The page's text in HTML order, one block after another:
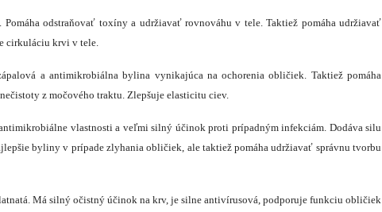
odstraňovať toxíny a udržiavať rovnováhu v tele. Taktiež pomáha udržiavať
cirkuláciu krvi v tele.
a antimikrobiálna bylina vynikajúca na ochorenia obličiek. Taktiež pomáha
z močového traktu. Zlepšuje elasticitu ciev.
vlastnosti a veľmi silný účinok proti prípadným infekciám. Dodáva silu
byliny v prípade zlyhania obličiek, ale taktiež pomáha udržiavať správnu tvorbu
Má silný očistný účinok na krv, je silne antivírusová, podporuje funkciu obličiek